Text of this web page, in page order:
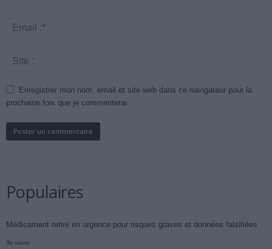
Enregistrer mon nom, email et site web dans ce navigateur pour la
prochaine fois que je commenterai.
Populaires
Médicament retiré en urgence pour risques graves et données falsifiées
3k views